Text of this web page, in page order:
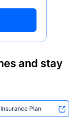
aware
simply,
aren't
and stay
Plan